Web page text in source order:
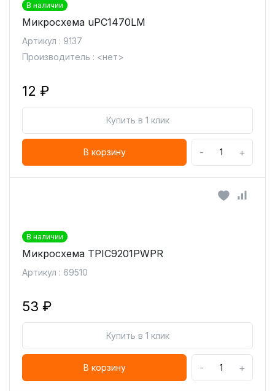
В наличии
Микросхема uPC1470LM
Артикул : 9137
Производитель : <нет>
12 ₽
Купить в 1 клик
В корзину - +
В наличии
Микросхема TPIC9201PWPR
Артикул : 69510
53 ₽
Купить в 1 клик
В корзину - +